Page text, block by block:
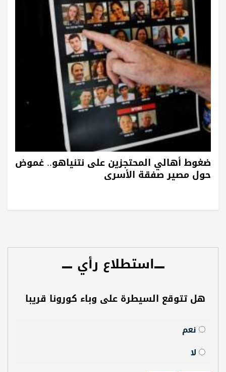
ضغوط أهالي المحتجزين على نتنياهو.. غموض
حول مصير صفقة الأسرى
استطلاع رأي
هل تتوقع السيطرة على وباء كورونا قريبا
نعم
لا